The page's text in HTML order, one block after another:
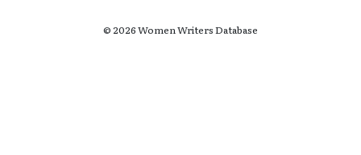
© 2026 Women Writers Database